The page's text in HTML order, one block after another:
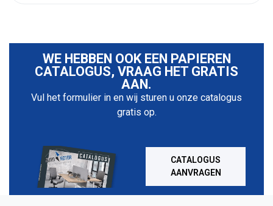
WE HEBBEN OOK EEN PAPIEREN
CATALOGUS, VRAAG HET GRATIS
AAN.
Vul het formulier in en wij sturen u onze catalogus
gratis op.
CATALOGUS
AANVRAGEN